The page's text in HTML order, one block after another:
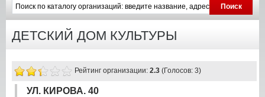
ДЕТСКИЙ ДОМ КУЛЬТУРЫ
Рейтинг организации: 2.3 (Голосов: 3)
УЛ. КИРОВА. 40